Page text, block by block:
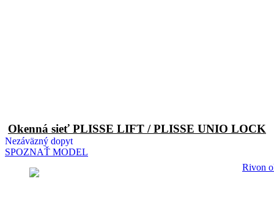
Okenná sieť PLISSE LIFT / PLISSE UNIO LOCK
Nezáväzný dopyt
SPOZNAŤ MODEL